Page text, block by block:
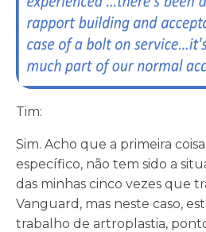
Tim:
Sim. Acho que a primeira
específico, não tem sido a
das minhas cinco vezes que
Vanguard, mas neste caso,
trabalho de artroplastia,